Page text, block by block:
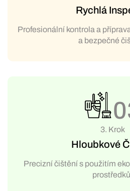
Rychlá
Profesionální kontrola a
a bezpečné
3. Krok
Hloubkové
Precizní čištění s použitím